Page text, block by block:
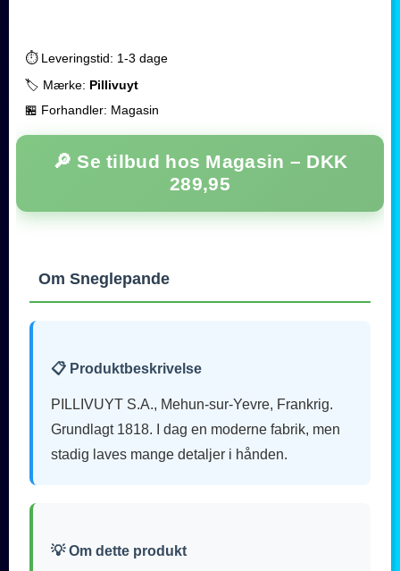
⏱️ Leveringstid: 1-3 dage
🏷️ Mærke: Pillivuyt
🏪 Forhandler: Magasin
🔎 Se tilbud hos Magasin – DKK
289,95
Om Sneglepande
📋 Produktbeskrivelse
PILLIVUYT S.A., Mehun-sur-Yevre, Frankrig.
Grundlagt 1818. I dag en moderne fabrik, men
stadig laves mange detaljer i hånden.
💡 Om dette produkt